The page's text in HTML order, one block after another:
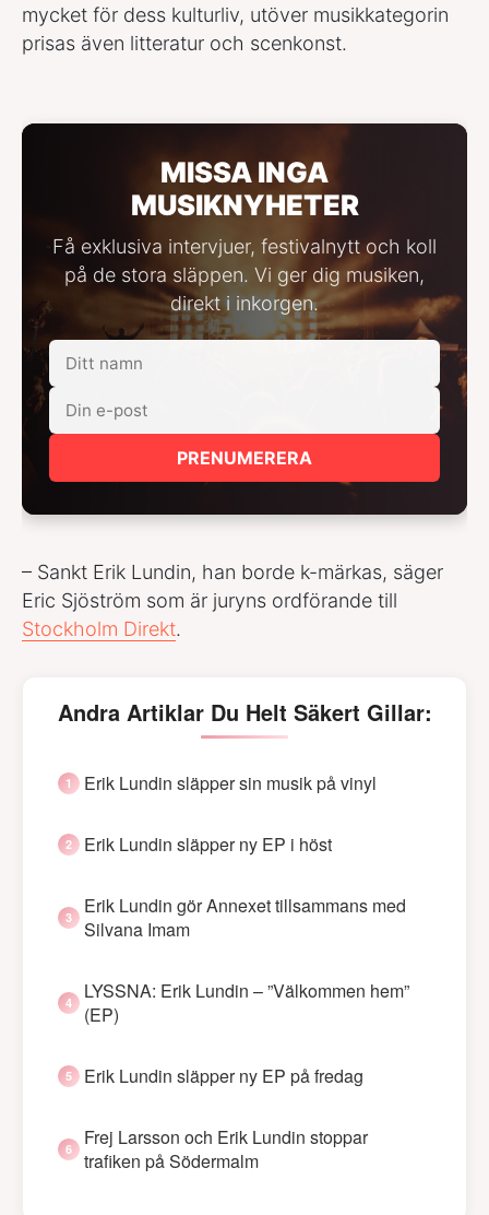
mycket för dess kulturliv, utöver musikkategorin
prisas även litteratur och scenkonst.
MISSA INGA
MUSIKNYHETER
Få exklusiva intervjuer, festivalnytt och koll
på de stora släppen. Vi ger dig musiken,
direkt i inkorgen.
PRENUMERERA
– Sankt Erik Lundin, han borde k-märkas, säger
Eric Sjöström som är juryns ordförande till
Stockholm Direkt.
Andra Artiklar Du Helt Säkert Gillar:
Erik Lundin släpper sin musik på vinyl
Erik Lundin släpper ny EP i höst
Erik Lundin gör Annexet tillsammans med
Silvana Imam
LYSSNA: Erik Lundin – ”Välkommen hem”
(EP)
Erik Lundin släpper ny EP på fredag
Frej Larsson och Erik Lundin stoppar
trafiken på Södermalm